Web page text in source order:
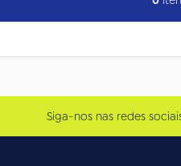
Siga-nos nas redes